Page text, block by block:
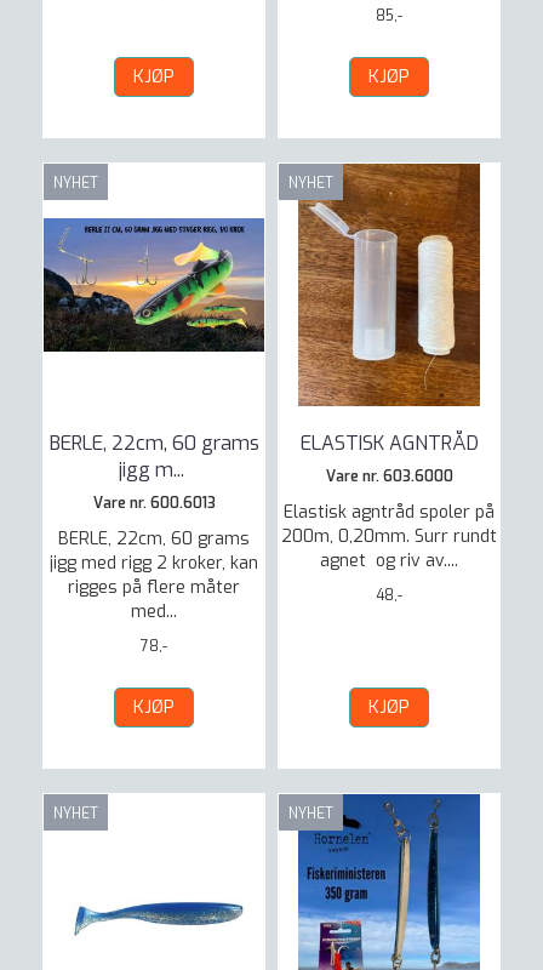
KJØP
85,-
KJØP
NYHET
BERLE, 22cm, 60 grams
jigg m...
Vare nr. 600.6013
BERLE, 22cm, 60 grams
jigg med rigg 2 kroker, kan
rigges på flere måter
med...
78,-
KJØP
NYHET
ELASTISK AGNTRÅD
Vare nr. 603.6000
Elastisk agntråd spoler på
200m, 0,20mm. Surr rundt
agnet og riv av....
48,-
KJØP
NYHET NYHET